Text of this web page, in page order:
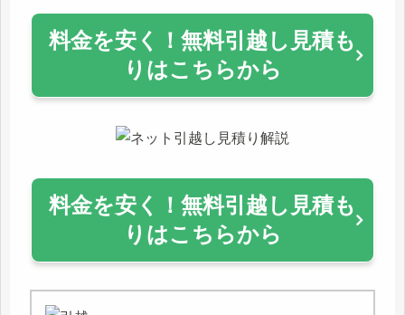
料金を安く！無料引越し見積も
りはこちらから
料金を安く！無料引越し見積も
りはこちらから